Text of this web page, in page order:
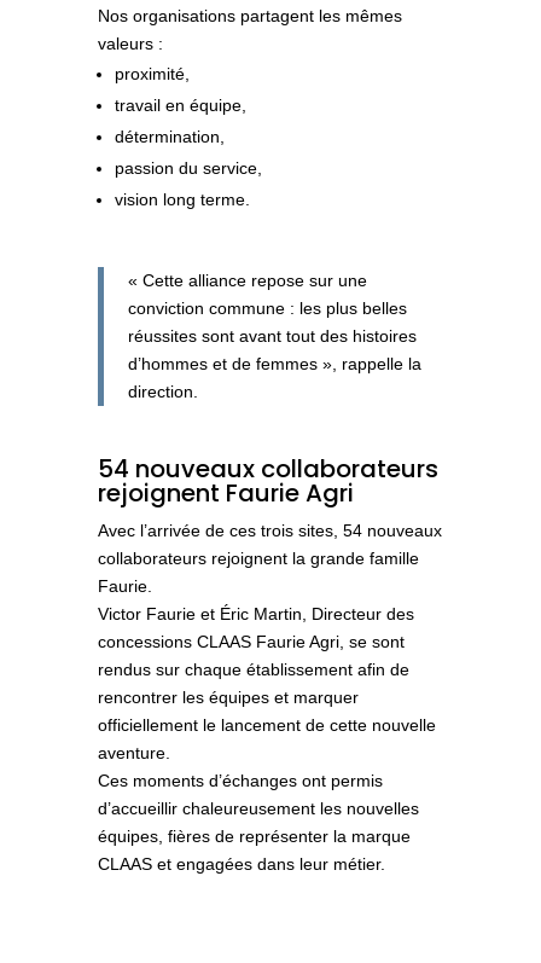
Nos organisations partagent les mêmes
valeurs :
proximité,
travail en équipe,
détermination
passion du service,
vision long terme.
« Cette alliance repose sur une
conviction commune : les plus belles
réussites sont avant tout des histoires
d’hommes et de femmes », rappelle la
direction.
54 nouveaux collaborateurs
rejoignent Faurie Agri
Avec l’arrivée de ces trois sites, 54 nouveaux
collaborateursrejoignent la grande famille
Faurie.
Victor Faurie et Éric Martin, Directeur des
concessions CLAAS Faurie Agri, se sont
rendus sur chaque établissement afin de
rencontrer les équipes et marquer
officiellement le lancement de cette nouvelle
aventure.
Ces moments d’échanges ont permis
d’accueillir chaleureusement les nouvelles
équipes, fières de représenter la marque
CLAAS et engagées dans leur métier.